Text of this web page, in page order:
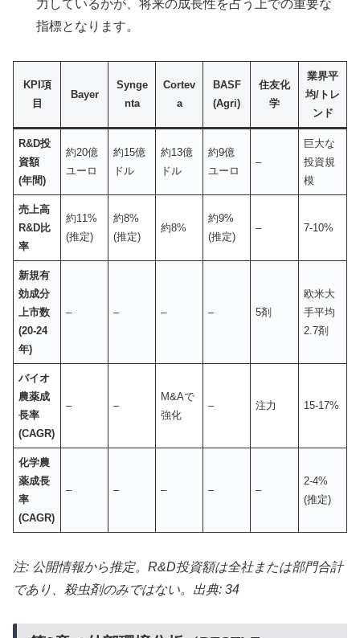
力しているかが、将来の成長性を占う上での重要な
指標となります。
KPI項
目
Bayer
Synge
nta
Cortev
a
BASF
(Agri)
住友化
学
業界平
均/トレ
ンド
R&D投
資額
(年間)
約20億
ユーロ
約15億
ドル
約13億
ドル
約9億
ユーロ
–
巨大な
投資規
模
売上高
R&D比
率
約11%
(推定)
約8%
(推定)
約8%
約9%
(推定)
– 7-10%
新規有
効成分
上市数
(20-24
年)
– – – – 5剤
欧米大
手平均
2.7剤
バイオ
農薬成
長率
(CAGR)
– –
M&Aで
強化
– 注力 15-17%
化学農
薬成長
率
(CAGR)
– – – – –
2-4%
(推定)
注: 公開情報から推定。R&D投資額は全社または部門合計
であり、殺虫剤のみではない。出典: 34